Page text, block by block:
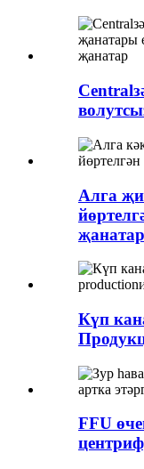
Алга
Күп
FFU